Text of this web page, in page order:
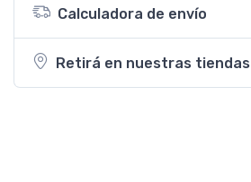
Calculadora de envío
Retirá en nuestras tiendas